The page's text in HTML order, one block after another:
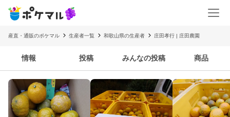
産直・通販のポケマル 生産者一覧 和歌山県の生産者 庄田孝行 | 庄田農園
情報 投稿 みんなの投稿 商品